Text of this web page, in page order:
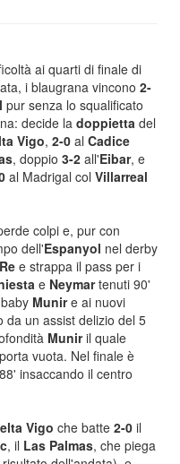
ai quarti di finale di
i blaugrana vincono 2-
pur senza lo squalificato
decide la doppietta del
Vigo, 2-0 al Cadice
, doppio 3-2 all'Eibar, e
al Madrigal col Villarreal
colpi e, pur con
dell'Espanyol nel derby
e strappa il pass per i
e Neymartenuti 90'
Munire ai nuovi
da un assist delizio del 5
Muniril quale
vuota. Nel finale è
insaccando il centro
Vigo che batte 2-0 il
, il Las Palmas, che piega